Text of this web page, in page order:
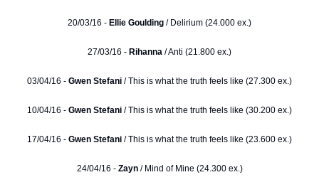
20/03/16 - Ellie Goulding / Delirium (24.000 ex.)
27/03/16 - Rihanna / Anti (21.800 ex.)
03/04/16 - Gwen Stefani / This is what the truth feels like (27.300 ex.)
10/04/16 - Gwen Stefani / This is what the truth feels like (30.200 ex.)
17/04/16 - Gwen Stefani / This is what the truth feels like (23.600 ex.)
24/04/16 - Zayn / Mind of Mine (24.300 ex.)